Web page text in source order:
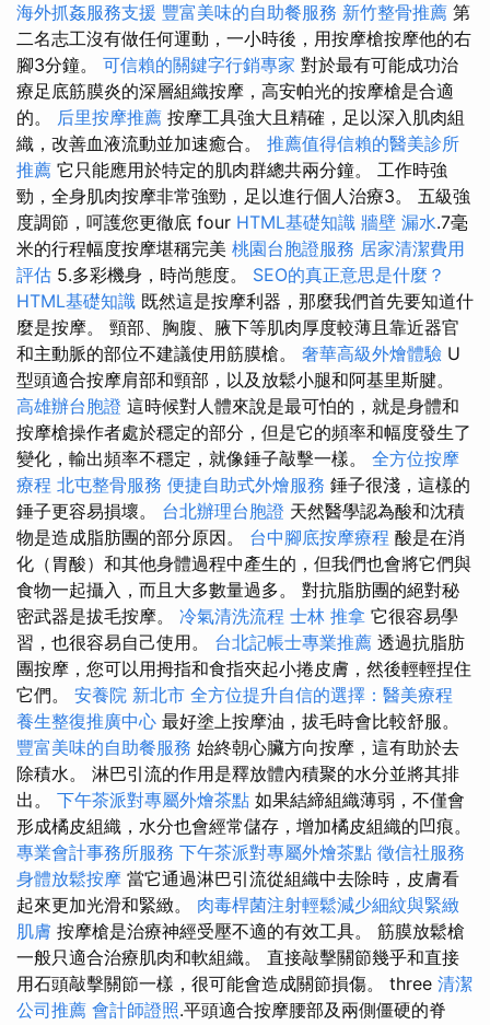
海外抓姦服務支援 豐富美味的自助餐服務 新竹整骨推薦 第
二名志工沒有做任何運動，一小時後，用按摩槍按摩他的右
腳3分鐘。 可信賴的關鍵字行銷專家 對於最有可能成功治
療足底筋膜炎的深層組織按摩，高安帕光的按摩槍是合適
的。 后里按摩推薦 按摩工具強大且精確，足以深入肌肉組
織，改善血液流動並加速癒合。 推薦值得信賴的醫美診所
推薦 它只能應用於特定的肌肉群總共兩分鐘。 工作時強
勁，全身肌肉按摩非常強勁，足以進行個人治療3。 五級強
度調節，呵護您更徹底 four HTML基礎知識 牆壁 漏水.7毫
米的行程幅度按摩堪稱完美 桃園台胞證服務 居家清潔費用
評估 5.多彩機身，時尚態度。 SEO的真正意思是什麼？
HTML基礎知識 既然這是按摩利器，那麼我們首先要知道什
麼是按摩。 頸部、胸腹、腋下等肌肉厚度較薄且靠近器官
和主動脈的部位不建議使用筋膜槍。 奢華高級外燴體驗 U
型頭適合按摩肩部和頸部，以及放鬆小腿和阿基里斯腱。
高雄辦台胞證 這時候對人體來說是最可怕的，就是身體和
按摩槍操作者處於穩定的部分，但是它的頻率和幅度發生了
變化，輸出頻率不穩定，就像錘子敲擊一樣。 全方位按摩
療程 北屯整骨服務 便捷自助式外燴服務 錘子很淺，這樣的
錘子更容易損壞。 台北辦理台胞證 天然醫學認為酸和沈積
物是造成脂肪團的部分原因。 台中腳底按摩療程 酸是在消
化（胃酸）和其他身體過程中產生的，但我們也會將它們與
食物一起攝入，而且大多數量過多。 對抗脂肪團的絕對秘
密武器是拔毛按摩。 冷氣清洗流程 士林 推拿 它很容易學
習，也很容易自己使用。 台北記帳士專業推薦 透過抗脂肪
團按摩，您可以用拇指和食指夾起小捲皮膚，然後輕輕捏住
它們。 安養院 新北市 全方位提升自信的選擇：醫美療程
養生整復推廣中心 最好塗上按摩油，拔毛時會比較舒服。
豐富美味的自助餐服務 始終朝心臟方向按摩，這有助於去
除積水。 淋巴引流的作用是釋放體內積聚的水分並將其排
出。 下午茶派對專屬外燴茶點 如果結締組織薄弱，不僅會
形成橘皮組織，水分也會經常儲存，增加橘皮組織的凹痕。
專業會計事務所服務 下午茶派對專屬外燴茶點 徵信社服務
身體放鬆按摩 當它通過淋巴引流從組織中去除時，皮膚看
起來更加光滑和緊緻。 肉毒桿菌注射輕鬆減少細紋與緊緻
肌膚 按摩槍是治療神經受壓不適的有效工具。 筋膜放鬆槍
一般只適合治療肌肉和軟組織。 直接敲擊關節幾乎和直接
用石頭敲擊關節一樣，很可能會造成關節損傷。 three 清潔
公司推薦 會計師證照.平頭適合按摩腰部及兩側僵硬的脊